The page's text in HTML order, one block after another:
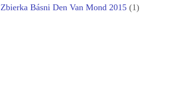
Zbierka Básni Den Van Mond 2015 (1)